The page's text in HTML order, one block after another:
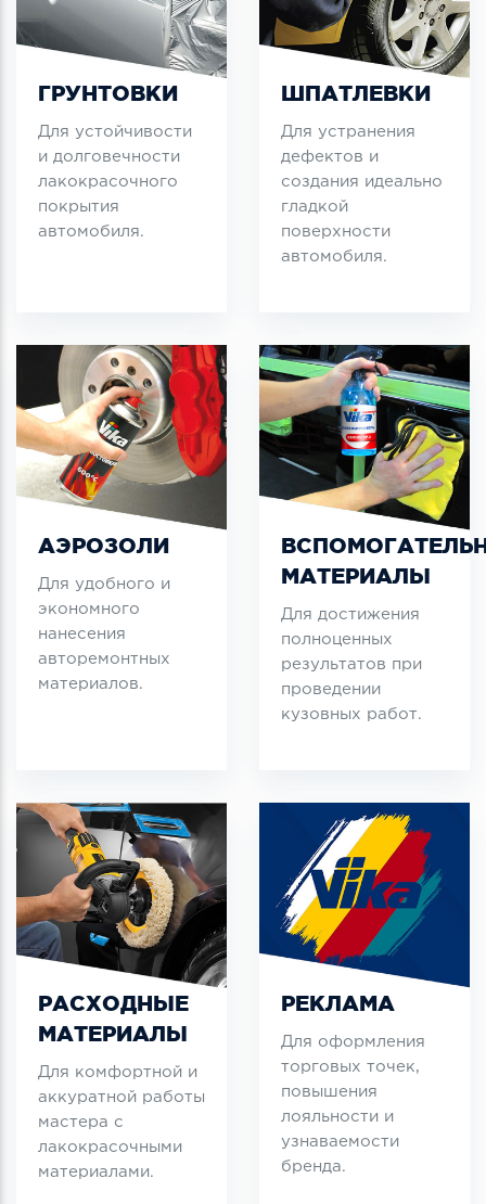
ГРУНТОВКИ
Для устойчивости
и долговечности
лакокрасочного
покрытия
автомобиля.
ШПАТЛЕВКИ
Для устранения
дефектов и
создания идеально
гладкой
поверхности
автомобиля.
АЭРОЗОЛИ
Для удобного и
экономного
нанесения
авторемонтных
материалов.
МАТЕРИАЛЫ
Для достижения
полноценных
результатов при
проведении
кузовных работ.
РАСХОДНЫЕ
МАТЕРИАЛЫ
Для комфортной и
аккуратной работы
мастера с
лакокрасочными
материалами.
РЕКЛАМА
Для оформления
торговых точек,
повышения
лояльности и
узнаваемости
бренда.